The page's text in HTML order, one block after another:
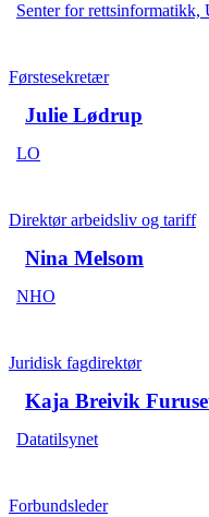
Senter for rettsinformatikk,
Førstesekretær
Julie Lødrup
LO
Direktør arbeidsliv og tariff
Nina Melsom
NHO
Juridisk fagdirektør
Kaja Breivik
Datatilsynet
Forbundsleder